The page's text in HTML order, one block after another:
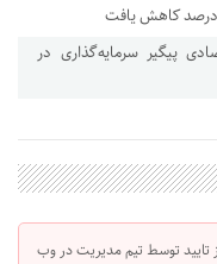
با ۱۱ هلدینگ اقتصادی پیگیر سرمایه‌گذاری در
توسط تیم مدیریت در وب